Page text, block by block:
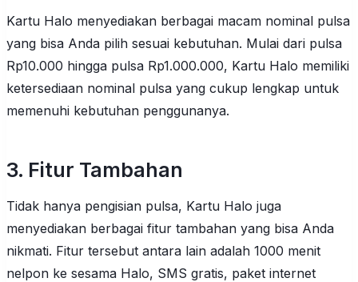
Kartu Halo menyediakan berbagai macam nominal pulsa
yang bisa Anda pilih sesuai kebutuhan. Mulai dari pulsa
Rp10.000 hingga pulsa Rp1.000.000, Kartu Halo memiliki
ketersediaan nominal pulsa yang cukup lengkap untuk
memenuhi kebutuhan penggunanya.
3. Fitur Tambahan
Tidak hanya pengisian pulsa, Kartu Halo juga
menyediakan berbagai fitur tambahan yang bisa Anda
nikmati. Fitur tersebut antara lain adalah 1000 menit
nelpon ke sesama Halo, SMS gratis, paket internet